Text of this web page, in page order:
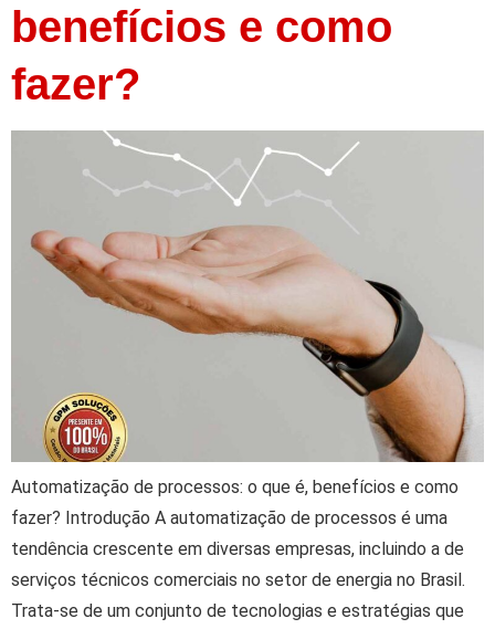
benefícios e como
fazer?
Automatização de processos: o que é, benefícios e como
fazer? Introdução A automatização de processos é uma
tendência crescente em diversas empresas, incluindo a de
serviços técnicos comerciais no setor de energia no Brasil.
Trata-se de um conjunto de tecnologias e estratégias que